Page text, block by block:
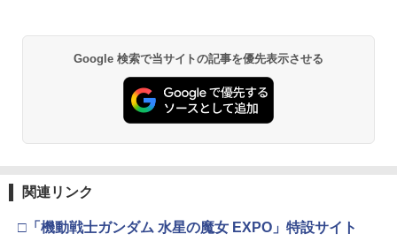
Google 検索で当サイトの記事を優先表示させる
関連リンク
□「機動戦士ガンダム 水星の魔女 EXPO」特設サイト